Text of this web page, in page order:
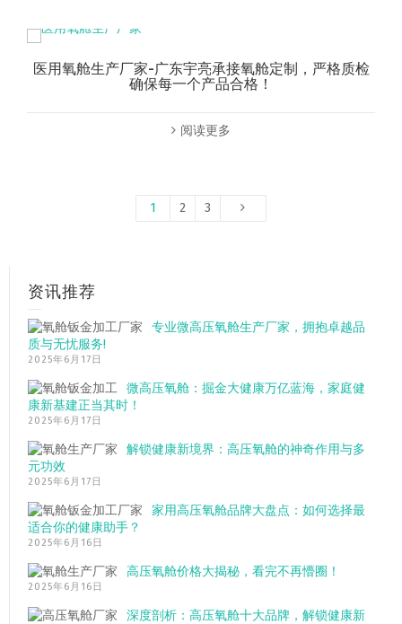
医用氧舱生产厂家-广东宇亮承接氧舱定制，严格质检
确保每一个产品合格！
阅读更多
1 2 3
资讯推荐
专业微高压氧舱生产厂家，拥抱卓越品
质与无忧服务!
2025年6月17日
微高压氧舱：掘金大健康万亿蓝海，家庭健
康新基建正当其时！
2025年6月17日
解锁健康新境界：高压氧舱的神奇作用与多
元功效
2025年6月17日
家用高压氧舱品牌大盘点：如何选择最
适合你的健康助手？
2025年6月16日
高压氧舱价格大揭秘，看完不再懵圈！
2025年6月16日
深度剖析：高压氧舱十大品牌，解锁健康新